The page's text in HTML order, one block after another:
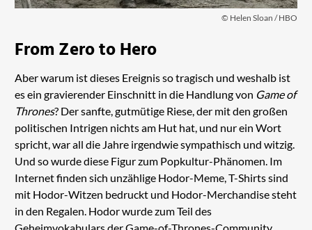
© Helen Sloan / HBO
From Zero to Hero
Aber warum ist dieses Ereignis so tragisch und weshalb ist
es ein gravierender Einschnitt in die Handlung von Game of
Thrones? Der sanfte, gutmütige Riese, der mit den großen
politischen Intrigen nichts am Hut hat, und nur ein Wort
spricht, war all die Jahre irgendwie sympathisch und witzig.
Und so wurde diese Figur zum Popkultur-Phänomen. Im
Internet finden sich unzählige Hodor-Meme, T-Shirts sind
mit Hodor-Witzen bedruckt und Hodor-Merchandise steht
in den Regalen. Hodor wurde zum Teil des
Geheimvokabulars der Game-of-Thrones-Community.